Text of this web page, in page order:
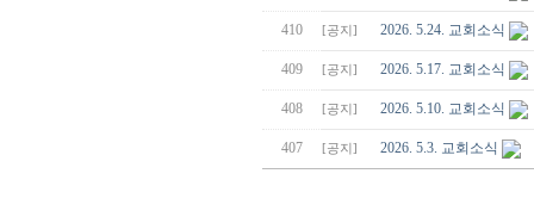
410 [공지] 2026. 5.24. 교회소식
409 [공지] 2026. 5.17. 교회소식
408 [공지] 2026. 5.10. 교회소식
407 [공지] 2026. 5.3. 교회소식